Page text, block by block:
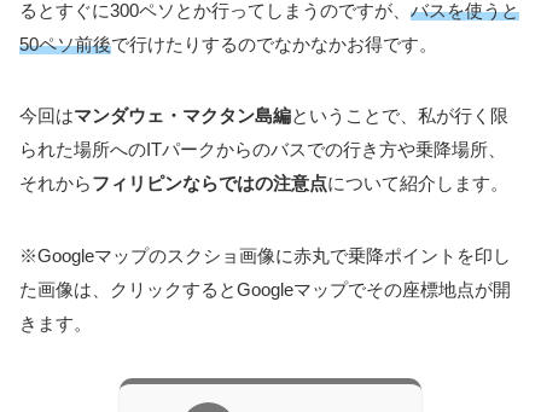
るとすぐに300ペソとか行ってしまうのですが、 バスを使うと
50ペソ前後で行けたりするのでなかなかお得です。
今回はマンダウェ・マクタン島編ということで、私が行く限
られた場所へのITパークからのバスでの行き方や乗降場所、
それからフィリピンならではの注意点について紹介します。
※Googleマップのスクショ画像に赤丸で乗降ポイントを印し
た画像は、クリックするとGoogleマップでその座標地点が開
きます。